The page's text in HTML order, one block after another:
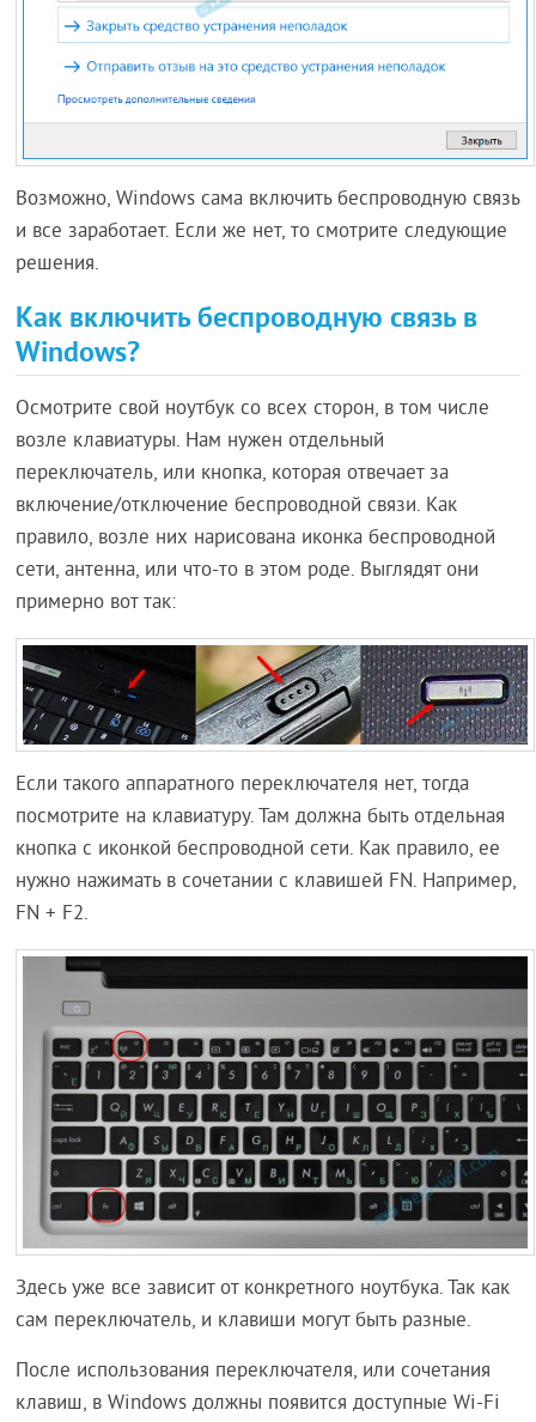
Возможно, Windows сама включить беспроводную связь
и все заработает. Если же нет, то смотрите следующие
решения.
Как включить беспроводную связь в
Windows?
Осмотрите свой ноутбук со всех сторон, в том числе
возле клавиатуры. Нам нужен отдельный
переключатель, или кнопка, которая отвечает за
включение/отключение беспроводной связи. Как
правило, возле них нарисована иконка беспроводной
сети, антенна, или что-то в этом роде. Выглядят они
примерно вот так:
Если такого аппаратного переключателя нет, тогда
посмотрите на клавиатуру. Там должна быть отдельная
кнопка с иконкой беспроводной сети. Как правило, ее
нужно нажимать в сочетании с клавишей FN. Например,
FN + F2.
Здесь уже все зависит от конкретного ноутбука. Так как
сам переключатель, и клавиши могут быть разные.
После использования переключателя, или сочетания
клавиш, в Windows должны появится доступные Wi-Fi